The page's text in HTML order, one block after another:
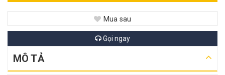
Mua sau
Gọi ngay
MÔ TẢ